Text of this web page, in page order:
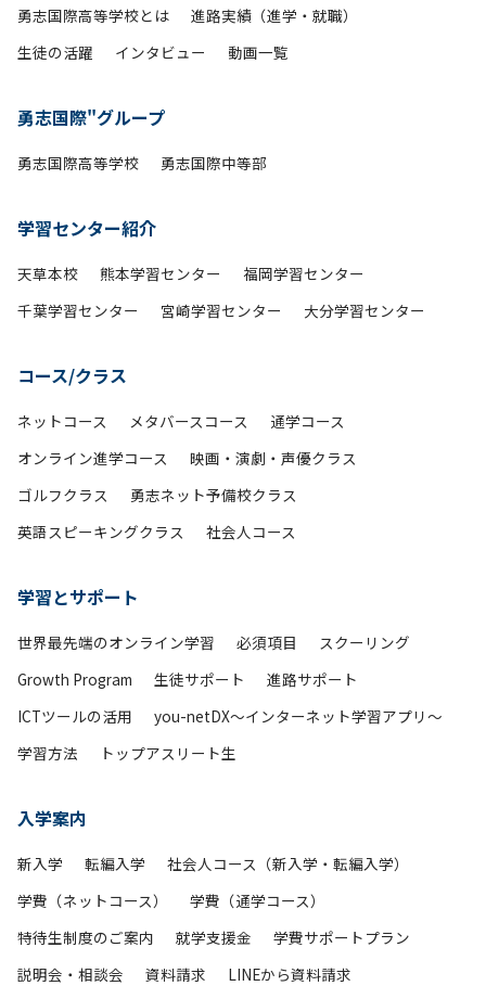
勇志国際高等学校とは
進路実績（進学・就職）
生徒の活躍
インタビュー 動画一覧
勇志国際"グループ
勇志国際高等学校 勇志国際中等部
学習センター紹介
天草本校 熊本学習センター
福岡学習センター
千葉学習センター
宮崎学習センター 大分学習センター
コース/クラス
ネットコース メタバースコース
通学コース
オンライン進学コース
映画・演劇・声優クラス
ゴルフクラス
勇志ネット予備校クラス
英語スピーキングクラス
社会人コース
学習とサポート
世界最先端のオンライン学習 必須項目
スクーリング
Growth Program
生徒サポート
進路サポート
ICTツールの活用
you-netDX～インターネット学習アプリ～
学習方法
トップアスリート生
入学案内
新入学 転編入学
社会人コース（新入学・転編入学）
学費（ネットコース）
学費（通学コース）
特待生制度のご案内
就学支援金
学費サポートプラン
説明会・相談会
資料請求
LINEから資料請求